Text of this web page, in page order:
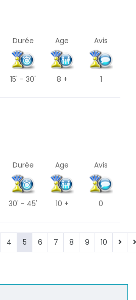
Durée
15' - 30'
Age
8 +
Avis
1
Durée
30' - 45'
Age
10 +
Avis
0
4 5 6 7 8 9 10